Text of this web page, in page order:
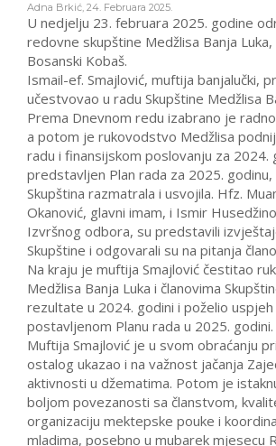
Adna Brkić, 24. Februara 2025.
U nedjelju 23. februara 2025. godine
redovne skupštine Medžlisa Banja
Bosanski Kobaš.
Ismail-ef. Smajlović, muftija banjalučki,
učestvovao u radu Skupštine Medžlisa
Prema Dnevnom redu izabrano je
a potom je rukovodstvo Medžlisa
radu i finansijskom poslovanju za 2024.
predstavljen Plan rada za 2025.
Skupština razmatrala i usvojila. Hfz.
Okanović, glavni imam, i Ismir
Izvršnog odbora, su predstavili
Skupštine i odgovarali su na pitanja
Na kraju je muftija Smajlović čestitao
Medžlisa Banja Luka i članovima
rezultate u 2024. godini i poželio
postavljenom Planu rada u 2025. godini.
Muftija Smajlović je u svom obraćanju
ostalog ukazao i na važnost jačanja
aktivnosti u džematima. Potom je
boljom povezanosti sa članstvom,
organizaciju mektepske pouke i
mladima, posebno u mubarek mjesecu